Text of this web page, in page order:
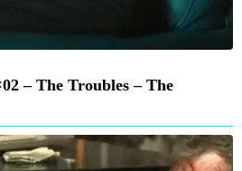
– The Troubles – The